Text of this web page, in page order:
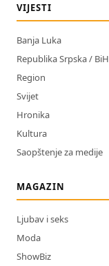
VIJESTI
Banja Luka
Republika Srpska / BiH
Region
Svijet
Hronika
Kultura
Saopštenje za medije
MAGAZIN
Ljubav i seks
Moda
ShowBiz